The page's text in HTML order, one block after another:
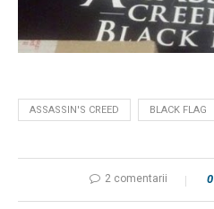
ASSASSIN'S CREED BLACK FLAG
2 comentarii 0